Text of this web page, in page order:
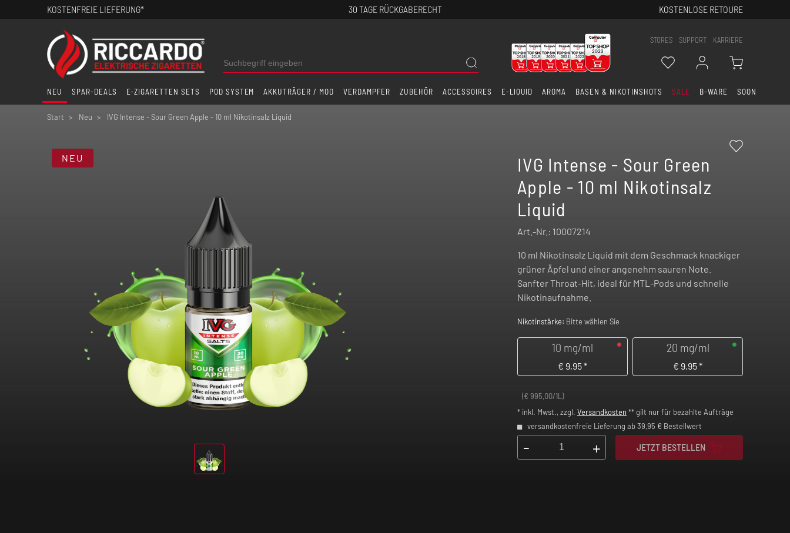
KOSTENFREIE LIEFERUNG* 30 TAGE RÜCKGABERECHT KOSTENLOSE RETOURE
STORES SUPPORT KARRIERE
NEU SPAR-DEALS E-ZIGARETTEN SETS POD SYSTEM AKKUTRÄGER / MOD VERDAMPFER ZUBEHÖR ACCESSOIRES E-LIQUID AROMA BASEN & NIKOTINSHOTS SALE B-WARE SOON
Start Neu IVG Intense - Sour Green Apple - 10 ml Nikotinsalz Liquid
NEU
IVG Intense - Sour Green
Apple - 10 ml Nikotinsalz
Liquid
Art.-Nr.: 10007214
10 ml Nikotinsalz Liquid mit dem Geschmack knackiger
grüner Äpfel und einer angenehm sauren Note.
Sanfter Throat-Hit, ideal für MTL-Pods und schnelle
Nikotinaufnahme.
Nikotinstärke: Bitte wählen Sie
10 mg/ml
€ 9,95*
20 mg/ml
€ 9,95*
(€ 995,00/1L)
* inkl. Mwst., zzgl. Versandkosten ** gilt nur für bezahlte Aufträge
versandkostenfreie Lieferung ab 39,95 € Bestellwert
- + JETZT BESTELLEN